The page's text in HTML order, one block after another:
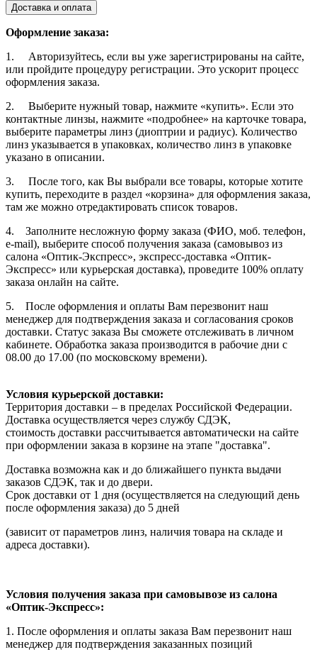
Доставка и оплата
Оформление заказа:
1. Авторизуйтесь, если вы уже зарегистрированы на сайте,
или пройдите процедуру регистрации. Это ускорит процесс
оформления заказа.
2. Выберите нужный товар, нажмите «купить». Если это
контактные линзы, нажмите «подробнее» на карточке товара,
выберите параметры линз (диоптрии и радиус). Количество
линз указывается в упаковках, количество линз в упаковке
указано в описании.
3. После того, как Вы выбрали все товары, которые хотите
купить, переходите в раздел «корзина» для оформления заказа,
там же можно отредактировать список товаров.
4. Заполните несложную форму заказа (ФИО, моб. телефон,
e-mail), выберите способ получения заказа (самовывоз из
салона «Оптик-Экспресс», экспресс-доставка «Оптик-
Экспресс» или курьерская доставка), проведите 100% оплату
заказа онлайн на сайте.
5. После оформления и оплаты Вам перезвонит наш
менеджер для подтверждения заказа и согласования сроков
доставки. Статус заказа Вы сможете отслеживать в личном
кабинете. Обработка заказа производится в рабочие дни с
08.00 до 17.00 (по московскому времени).
Условия курьерской доставки:
Территория доставки – в пределах Российской Федерации.
Доставка осуществляется через службу СДЭК,
стоимость доставки рассчитывается автоматически на сайте
при оформлении заказа в корзине на этапе "доставка".
Доставка возможна как и до ближайшего пункта выдачи
заказов СДЭК, так и до двери.
Срок доставки от 1 дня (осуществляется на следующий день
после оформления заказа) до 5 дней
(зависит от параметров линз, наличия товара на складе и
адреса доставки).
Условия получения заказа при самовывозе из салона
«Оптик-Экспресс»:
1. После оформления и оплаты заказа Вам перезвонит наш
менеджер для подтверждения заказанных позиций